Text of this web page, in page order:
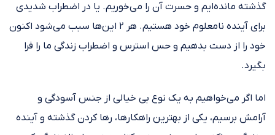
گذشته مانده‌ایم و حسرت آن را می‌خوریم. یا در اضطراب شدیدی
برای آینده نامعلوم خود هستیم. هر ۲ این‌ها سبب می‌شود اکنون
خود را از دست بدهیم و حس استرس و اضطراب زندگی ما را فرا
بگیرد.
اما اگر می‌خواهیم به یک نوع بی خیالی از جنس آسودگی و
آرامش برسیم، یکی از بهترین راهکارها، رها کردن گذشته و آینده